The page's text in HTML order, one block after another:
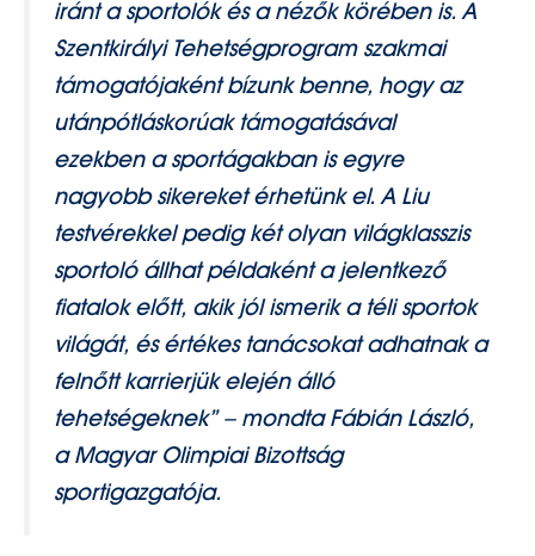
iránt a sportolók és a nézők körében is. A
Szentkirályi Tehetségprogram szakmai
támogatójaként bízunk benne, hogy az
utánpótláskorúak támogatásával
ezekben a sportágakban is egyre
nagyobb sikereket érhetünk el. A Liu
testvérekkel pedig két olyan világklasszis
sportoló állhat példaként a jelentkező
fiatalok előtt, akik jól ismerik a téli sportok
világát, és értékes tanácsokat adhatnak a
felnőtt karrierjük elején álló
tehetségeknek” – mondta Fábián László,
a Magyar Olimpiai Bizottság
sportigazgatója.